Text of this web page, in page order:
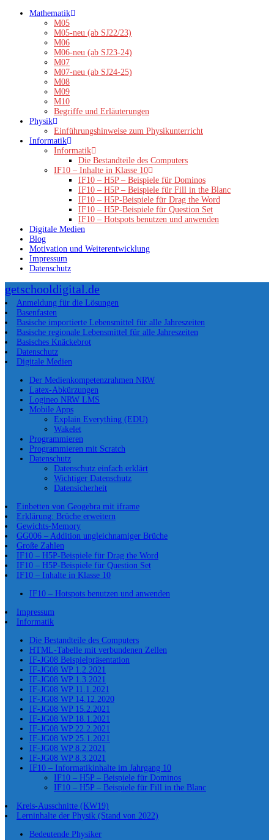
Zum
Mathematik
M05
M05-neu (ab SJ22/23)
M06
M06-neu (ab SJ23-24)
M07
M07-neu (ab SJ24-25)
M08
M09
M10
Begriffe und Erläuterungen
Physik
Einführungshinweise zum Physikunterricht
Informatik
Informatik
Die Bestandteile des Computers
IF10 – Inhalte in Klasse 10
IF10 – H5P – Beispiele für Dominos
IF10 – H5P – Beispiele für Fill in the Blanc
IF10 – H5P-Beispiele für Drag the Word
IF10 – H5P-Beispiele für Question Set
IF10 – Hotspots benutzen und anwenden
Digitale Medien
Blog
Motivation und Weiterentwicklung
Impressum
Datenschutz
getschooldigital.de
Anmeldung für die Lösungen
Basenfasten
Basische importierte Lebensmittel für alle Jahreszeiten
Basische regionale Lebensmittel für alle Jahreszeiten
Basisches Knäckebrot
Datenschutz
Digitale Medien
Der Medienkompetenzrahmen NRW
Latex-Abkürzungen
Logineo NRW LMS
Mobile Apps
Explain Everything (EDU)
Wakelet
Programmieren
Programmieren mit Scratch
Datenschutz
Datenschutz einfach erklärt
Wichtiger Datenschutz
Datensicherheit
Einbetten von Geogebra mit iframe
Erklärung: Brüche erweitern
Gewichts-Memory
GG006 – Addition ungleichnamiger Brüche
Große Zahlen
IF10 – H5P-Beispiele für Drag the Word
IF10 – H5P-Beispiele für Question Set
IF10 – Inhalte in Klasse 10
IF10 – Hotspots benutzen und anwenden
Impressum
Informatik
Die Bestandteile des Computers
HTML-Tabelle mit verbundenen Zellen
IF-JG08 Beispielpräsentation
IF-JG08 WP 1.2.2021
IF-JG08 WP 1.3.2021
IF-JG08 WP 11.1.2021
IF-JG08 WP 14.12.2020
IF-JG08 WP 15.2.2021
IF-JG08 WP 18.1.2021
IF-JG08 WP 22.2.2021
IF-JG08 WP 25.1.2021
IF-JG08 WP 8.2.2021
IF-JG08 WP 8.3.2021
IF10 – Informatikinhalte im Jahrgang 10
IF10 – H5P – Beispiele für Dominos
IF10 – H5P – Beispiele für Fill in the Blanc
Kreis-Ausschnitte (KW19)
Lerninhalte der Physik (Stand von 2022)
Bedeutende Physiker